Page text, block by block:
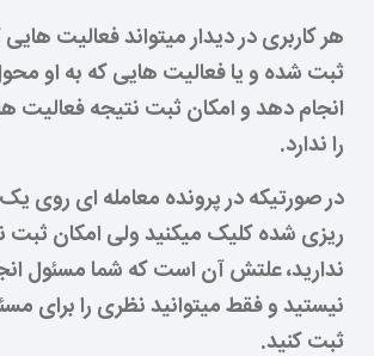
هر کاربری در دیدار میتواند فعالیت هایی
ثبت شده و یا فعالیت هایی که به او
انجام دهد و امکان ثبت نتیجه فعالیت
را ندارد.
در صورتیکه در پرونده معامله ای روی
ریزی شده کلیک میکنید ولی امکان ثبت
ندارید، علتش آن است که شما مسئول
نیستید و فقط میتوانید نظری را برای
ثبت کنید.